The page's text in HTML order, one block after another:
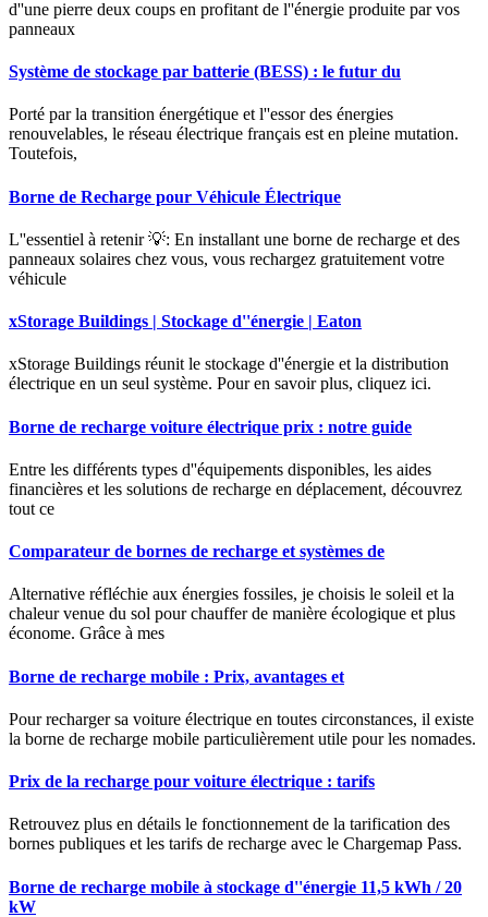
d''une pierre deux coups en profitant de l''énergie produite par vos
panneaux
Système de stockage par batterie (BESS) : le futur du
Porté par la transition énergétique et l''essor des énergies
renouvelables, le réseau électrique français est en pleine mutation.
Toutefois,
Borne de Recharge pour Véhicule Électrique
L''essentiel à retenir 💡: En installant une borne de recharge et des
panneaux solaires chez vous, vous rechargez gratuitement votre
véhicule
xStorage Buildings | Stockage d''énergie | Eaton
xStorage Buildings réunit le stockage d''énergie et la distribution
électrique en un seul système. Pour en savoir plus, cliquez ici.
Borne de recharge voiture électrique prix : notre guide
Entre les différents types d''équipements disponibles, les aides
financières et les solutions de recharge en déplacement, découvrez
tout ce
Comparateur de bornes de recharge et systèmes de
Alternative réfléchie aux énergies fossiles, je choisis le soleil et la
chaleur venue du sol pour chauffer de manière écologique et plus
économe. Grâce à mes
Borne de recharge mobile : Prix, avantages et
Pour recharger sa voiture électrique en toutes circonstances, il existe
la borne de recharge mobile particulièrement utile pour les nomades.
Prix de la recharge pour voiture électrique : tarifs
Retrouvez plus en détails le fonctionnement de la tarification des
bornes publiques et les tarifs de recharge avec le Chargemap Pass.
Borne de recharge mobile à stockage d''énergie 11,5 kWh / 20
kW